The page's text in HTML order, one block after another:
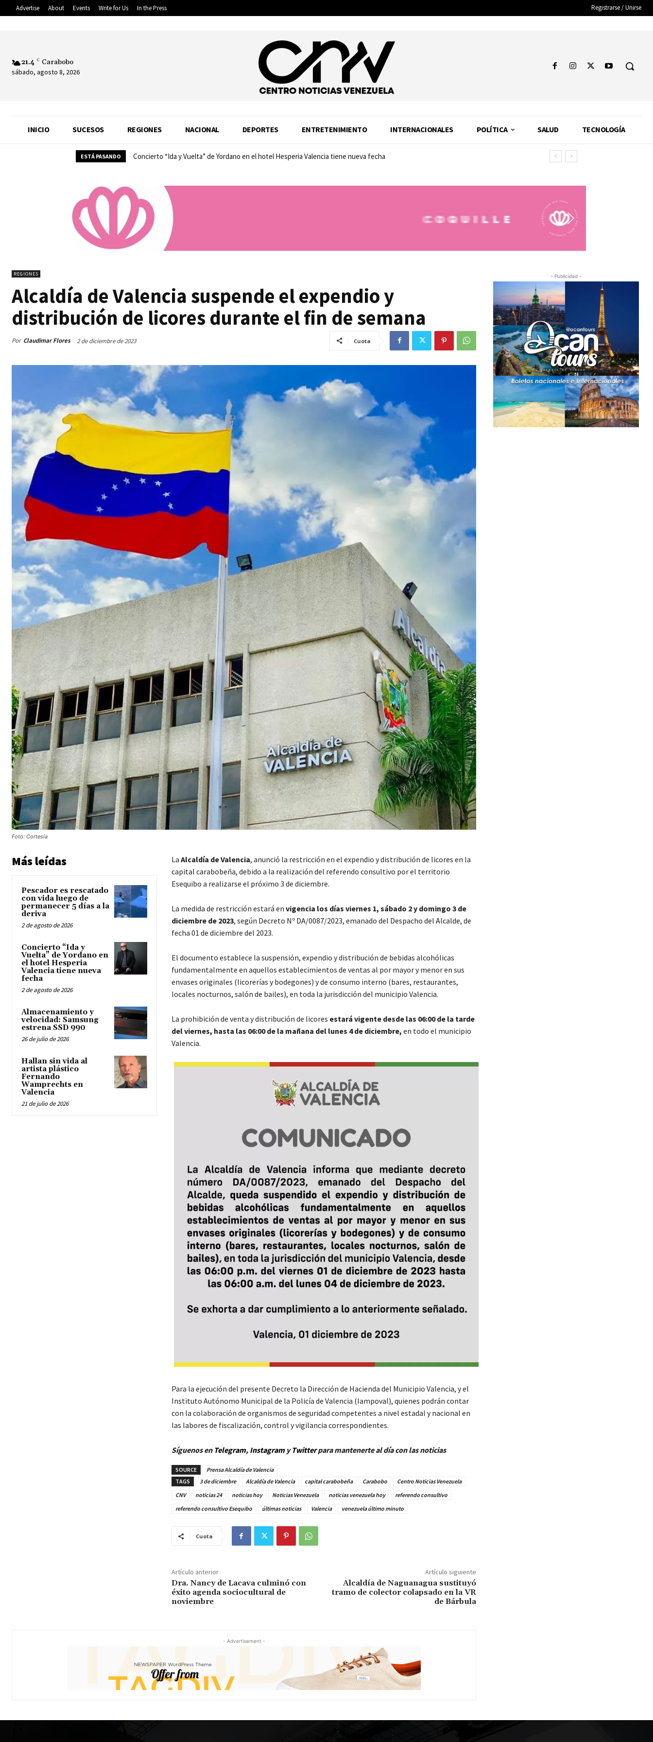
Advertise About Events Write for Us In the Press Registrarse / Unirse
21.4 C Carabobo
sábado, agosto 8, 2026
INICIO SUCESOS REGIONES NACIONAL DEPORTES ENTRETENIMIENTO INTERNACIONALES POLÍTICA SALUD TECNOLOGÍA
ESTÁ PASANDO Concierto “Ida y Vuelta” de Yordano en el hotel Hesperia Valencia tiene nueva fecha
REGIONES
Alcaldía de Valencia suspende el expendio y
distribución de licores durante el fin de semana
Por Claudimar Flores 2 de diciembre de 2023 Cuota
Foto: Cortesía
Más leídas
Pescador es rescatado
con vida luego de
permanecer 5 días a la
deriva
2 de agosto de 2026
Concierto “Ida y
Vuelta” de Yordano en
el hotel Hesperia
Valencia tiene nueva
fecha
2 de agosto de 2026
Almacenamiento y
velocidad: Samsung
estrena SSD 990
26 de julio de 2026
Hallan sin vida al
artista plástico
Fernando
Wamprechts en
Valencia
21 de julio de 2026
La Alcaldía de Valencia, anunció la restricción en el expendio y distribución de licores en la
capital carabobeña, debido a la realización del referendo consultivo por el territorio
Esequibo a realizarse el próximo 3 de diciembre.
La medida de restricción estará en vigencia los días viernes 1, sábado 2 y domingo 3 de
diciembre de 2023, según Decreto Nº DA/0087/2023, emanado del Despacho del Alcalde, de
fecha 01 de diciembre del 2023.
El documento establece la suspensión, expendio y distribución de bebidas alcohólicas
fundamentalmente en aquellos establecimientos de ventas al por mayor y menor en sus
envases originales (licorerías y bodegones) y de consumo interno (bares, restaurantes,
locales nocturnos, salón de bailes), en toda la jurisdicción del municipio Valencia.
La prohibición de venta y distribución de licores estará vigente desde las 06:00 de la tarde
del viernes, hasta las 06:00 de la mañana del lunes 4 de diciembre, en todo el municipio
Valencia.
Para la ejecución del presente Decreto la Dirección de Hacienda del Municipio Valencia, y el
Instituto Autónomo Municipal de la Policía de Valencia (Iampoval), quienes podrán contar
con la colaboración de organismos de seguridad competentes a nivel estadal y nacional en
las labores de fiscalización, control y vigilancia correspondientes.
Síguenos en Telegram, InstagramyTwitterpara mantenerte al día con las noticias
SOURCE
Prensa Alcaldía de Valencia
TAGS
3 de diciembre Alcaldía de Valencia capital carabobeña Carabobo
Centro Noticias Venezuela
CNV
noticias 24 noticias hoy Noticias Venezuela noticias venezuela hoy
referendo consultivo
referendo consultivo Esequibo
últimas noticias Valencia venezuela último minuto
Cuota
Artículo anterior
Dra. Nancy de Lacava culminó con
éxito agenda sociocultural de
noviembre
Artículo siguiente
Alcaldía de Naguanagua sustituyó
tramo de colector colapsado en la VR
de Bárbula
- Advertisement -
- Publicidad -